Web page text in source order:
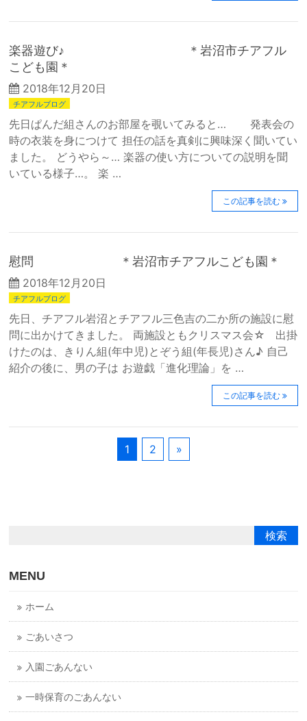
楽器遊び♪ ＊岩沼市チアフル
こども園＊
2018年12月20日
チアフルブログ
先日ぱんだ組さんのお部屋を覗いてみると… 発表会の
時の衣装を身につけて 担任の話を真剣に興味深く聞いてい
ました。 どうやら～… 楽器の使い方についての説明を聞
いている様子…。 楽 …
この記事を読む
慰問 ＊岩沼市チアフルこども園＊
2018年12月20日
チアフルブログ
先日、チアフル岩沼とチアフル三色吉の二か所の施設に慰
問に出かけてきました。 両施設ともクリスマス会☆ 出掛
けたのは、きりん組(年中児)とぞう組(年長児)さん♪ 自己
紹介の後に、男の子は お遊戯「進化理論」を …
この記事を読む
1 2 »
MENU
ホーム
ごあいさつ
入園ごあんない
一時保育のごあんない